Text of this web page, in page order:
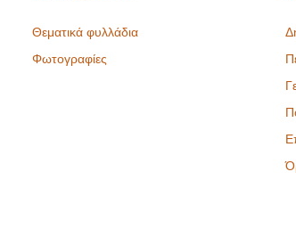
Θεματικά φυλλάδια
Φωτογραφίες